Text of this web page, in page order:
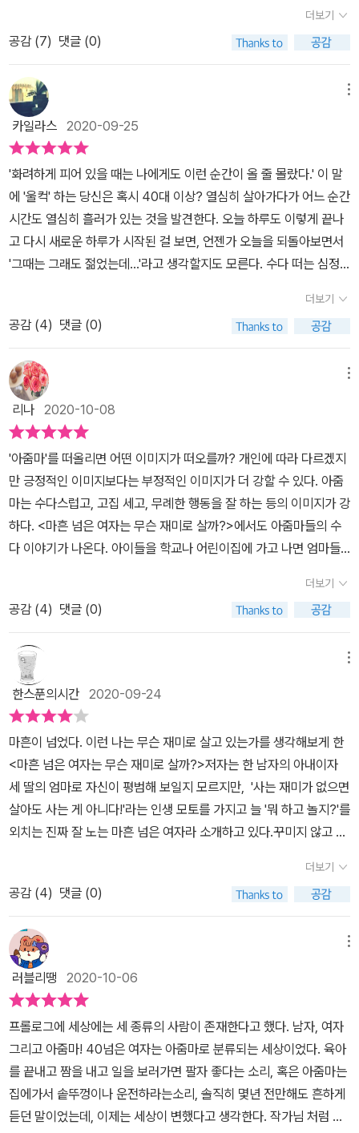
때 그냥 주는 것이 아니라 이처럼 상대를 사랑으로 보듬으라고, 그 사
랑을 실천할 수 있는 기회를 주는거란다. 또한 자신의 의지가 아니었
것이 아니라 내 삶의 주인으로서 '책임'을 지기위해 우리는 꿈을 꾸고
또 꿈을 이루기 위해 노력해야 하는 것이다. 작가에게는 그 꿈이 글이
었단다. 그래서 글을 쓰지 않았을 때 배우자에 대해 더 실망하게 되고,
돌이킬 수 없는 과거에 집착하게 되었다고 한다. 진짜 이혼하려던 큰
시련앞에서 그녀는 비로소 아이들을 지켜내기 위해 그동안 자신이 버
리지 못했고 남의 탓으로만 돌렸던 많은 것들로부터 자유로워 질 수
있었다. 종교에서 듣던 그 이야기를 어떻게 실천할 수 있는지 저자는
자신의 삶을 통해 보여준 셈이다.나를 알고 나를 이기는 것, 그것은 진
짜 자신을 강하게 계발하는 것이다. 자기계발서는 읽고, 변하고, 그리
자에게만 기대지 말고, 사랑을 구걸하지 말고 내 스스로 나부터 사랑
해주는 것이다. 이 책의 저자역시 '운동'을 강력하게 권한다. 마흔이
넘으면 아무것도 하지 않아도 채워지고 팽팽하던 시절과는 다르다.
부지런지 몸을 움직이고, 나이핑계대지 말고 앞으로 20년동안 매진
해도 우리는 예순밖에 안된다. 그때의 내 모습이 무엇이 되어있을지
상상하는 재미를 알게 해준 책, <마흔 넘은 여자는 무슨 재미로 살
까?>다.
럼 마흔을 넘긴 분이라고 한다. 나이의 앞자리 숫자가 달라질 때마다
느끼는 감정이 분명 다를 것이다. 20대 다르고 30대 다르고 40대는
또 다르니 말이다. 아무리 100세 시대여서 40대는 중년에도 못 낀
다고 해도 확실히 느끼는 바는 아마 이 말이 크게 와닿진 않을것 같다.
스스로가 더이상 젊지 않다는 생각이 들 나이. 누군가는 빠른 갱년기
를 경험할 수도 있고 또 누군가는 점차 커가는 아이들에 더이상 자신
의 자리가 없다는 것을 처음으로 느끼는 순간일지도 모른다. 여기에
아내, 딸, 그리고 며느리라는 역할까지... 참으로 버거울지도 모른다.
그런데도 인생이 즐거울 수 있다면 다소 버거운 역할들까지도 무난하
게 해낼 수 있지 않을까? 어딘가 무기력해질 수 있는 시기, 오히려 남
은 인생을 어떻게 잘 놀지를 고민하는 사람이라면 이 분 좀 예사롭지
않다 느낄것도 같다. 그리고 이런 생각을 하는 분이라면 일상에 에너
지가 있겠구나 싶은 생각도 들어 그 비결은 무엇일지 궁금해지지 않
을 수 없다. 죽음의 순간 인생을 돌이켜보면 무엇을 후회하게 될지를
과는 거리가 멀수도 있지만 문득 그런 생각의 전환과 실행으로 옮길
수 있는 행동력이 필요한 때구나 싶어지는 책이였다. 자신의 치부일
수도 있는 어린 시절의 잘못된 행동도 솔직하게 고백하지만 그속에서
도 분명 배운 것은 있었고 또 그저 자신의 이야기만을 풀어내는 것이
아니라 유명한 사람들의 일화를 함께 담아 흥미를 자아내기도 한다.
또 평소의 삶을 어떤 자세로 살아야 하고 우리가 입 밖으로 내뱉는 말
한 마디에도 얼마나 신중해야 하는지, 조심해야 하는지와 같은 조금
은 인생 담론에 대한 이야기도 들려준다. 어느 하나에 국한된 주제의
이야기라기 보다는 자신이 지금까지 살아오면서 경험한 무수한 이야
느 특별한 위인의 이야기가 아니라 어쩌면 바로 우리네 이웃 아줌마,
어쩌면 내 어머니, 어쩌면 바로 나의 이야기와도 통하는 부분이 있겠
다는 생각이 들어 이 글이 많은 사람들로부터 공감을 얻지 않았나 싶
었던 그런 책이다. - 출판사에서 도서를 제공받아 본인의 주관적인
견해에 의하여 리뷰를 작성했습니다.
더보기
공감 (7) 댓글 (0)
카일라스 2020-09-25
'화려하게 피어 있을 때는 나에게도 이런 순간이 올 줄 몰랐다.' 이 말
에 '울컥' 하는 당신은 혹시 40대 이상? 열심히 살아가다가 어느 순간
시간도 열심히 흘러가 있는 것을 발견한다. 오늘 하루도 이렇게 끝나
고 다시 새로운 하루가 시작된 걸 보면, 언젠가 오늘을 되돌아보면서
'그때는 그래도 젊었는데…'라고 생각할지도 모른다. ​수다 떠는 심정
로 살까?'라는 제목을 보며 '무슨 재미'인지 들어보고 싶은 생각이 들
어서 이 책 『마흔 넘은 여자는 무슨 재미로 살까?』를 읽어보게 되었
다. 이 책의 저자는 김영미. 한 남자의 아내이자 세 딸의 엄마다. 드라
마 보기가 취미, 수다 떨기가 특기였던 평범한 아줌마였지만 더 늦기
전에, 제대로 놀아보기 위해 원했던 꿈을 찾아 작가가 되었따. 책을 쓰
면서 알게 된 '40대 여자가 인생을 즐기는 방법'을 공유하고, 집에만
숨어서 인생을 지루하게 살고 있는 그녀들을 탈출시키고자 이 책을
썼다. (책날개 발췌)​이 책은 총 5장으로 구성된다. 프롤로그 '아줌
마'를 시작으로, 1장 '수다', 2장 '사랑', 3장 '먹고 놀기', 4장 '공부', 5
장 '그리고'로 이어지며, 에필로그 '여행'으로 마무리 된다. 우리는 아
침부터 수다를 떤다, 아무도 너의 슬픔엔 관심 없대도, 푸념에서 열정
으로, 연극이 끝나고 난 후, 아무도 나에게 희생하라고 한 적 없다, 사
랑을 드라마로만 배웠어, 나도 모르게 꼰대가 되어가고 있었다, 내가
할 일은 잘 노는 거잖아, 진실은 실로 불편하다, 인생 최대의 고민은
수다 떠는 데에 함께 껴서 커피 한 잔 마시는 듯한 기분으로 이 책을
읽어나간다. 특히 맛깔스럽게 분위기를 휘어잡는 어떤 사람의 이야기
를 눈빛 반짝거리면서 듣는 듯하다. 그 집에서 일어나는 소소한 에피
소드도 들어가면서 말이다. ​저자의 딸이 그냥 일 안하고 놀고먹는 게
꿈이라며 아빠가 건물 하나 물려주면 월세나 받으며 산다고 했다는
데, 그 말이 황당하고 충격적이었다고 한다. 어쩜, 꿈이라는 건 그리
대단한 게 아닐 수도 있다. 그저 자기가 좋아하고 관심 가는 걸 해 보
는 것, 그러다 자신의 능력이나 장점을 찾고 진정 자신에게 맞는 길을
찾는 것 아닐까? 우리는 꿈을 여러 가지로 정의한다. 나조차도 꿈에
우리 아이가 아무것도 안 하고 놀고 싶다고 한 건가! 엄마의 너무 큰
기대에 반항이라도 하듯이 말이다. (121쪽)나이든다는 것은 당연스
레 꼰대가 되어가는 것일까. '요즘 애들'을 이해 못하면서 말이다. 어
쨌든 그런 이야기까지도 속속들이 들어보는 시간을 갖는다. ​간장게장
에 대한 이야기도 인상적이다. 나도 안 그래도 간장게장을 못 먹었는
데, 그래도 그렇게 맛있다는 이야기에 도전해볼까 하다가, 안도현의
「스며드는 것」을 읽은 후 아예 그 생각을 접었다. 저자도 안도현의 시
에 충격을 받고 좋아하던 간장 게장을 단번에 끊어 버렸다고 한다. 그
감성 완전 인정. 어쩌면 그 시를 읽고 많은 이들이 간장 게장을 못 먹
지 않을까 싶다. 작고 연약한 알들에게 '불 끄고 자자'라고 말하는 어
미 꽃게의 마음으로 말이다. ​​ 「스며드는 것」 안도현​'꽃게가 간장 속에
반쯤 몸을 담그고 엎드려 있다.등판에 간장이 울컥 쏟아질 때꽃게는
더보기
공감 (4) 댓글 (0)
리나 2020-10-08
'아줌마'를 떠올리면 어떤 이미지가 떠오를까? 개인에 따라 다르겠지
만 긍정적인 이미지보다는 부정적인 이미지가 더 강할 수 있다. 아줌
마는 수다스럽고, 고집 세고, 무례한 행동을 잘 하는 등의 이미지가 강
하다. <마흔 넘은 여자는 무슨 재미로 살까?>에서도 아줌마들의 수
다 이야기가 나온다. 아이들을 학교나 어린이집에 가고 나면 엄마들
이다. 가족들이 모두 자신이 할 일로 돌아가면 비로소 자유로워지고
누군가와 함께 공감가는 이야기를 공유하게 된다. 하루의 일과와 같
은 시간이고 스트레스 해소의 시간이다. 누구나 인생에 무료함을 느
낄 때가 있다. 그 무료함을 수다로 푼다. 여성의 사회 진출과 전문직이
증가했지만 여성이 결혼하고 출산을 하게 되면 경력 단절을 겪게 된
다. 이 경력 단절에서 예외가 되는 여성은 사실상 많지 않다는 것이 현
실이다. 엄마들도 안정된 직장과 편안한 가정을 이루고 싶어한
다. 중년의 여성들이 드라마를 많이 본다고 한다. 드라마에서 보여
주는 환상을 보고 있는 것이다. 이 환상은 주로 남녀의 사랑을 주제로
하는데 마흔이 넘고 결혼 생활 15년차에 저자는 큰 고비를 맞는다. 누
구보다 드라마 같은 사랑을 하고 남편과 결혼했다. 신데렐라나 백설
공주가 멋진 왕자를 만나 결혼하고 행복하게 살며 끝나는 동화처럼
아이들도 낳고 행복한 결말이 될 것 같았지만 남편은 바람을 피웠
다. 남편의 외도를 알고 이혼을 결심하고 재산이나 아이도 필요없이
이혼을 포기하고 딸이 추천하는 책을 읽으며 자신을 변화시킨다. 그
래서 자신의 이야기를 적은 책을 쓰게 되는데 책 속에 자신의 삶을 닮
기 위해 독서도 많이 했다. 책을 쓰기 위해 책을 읽었지만 오히려 그
속에서 얻은 교훈과 감동은 자신의 생각과 습관, 행동을 바로 잡게 된
다. 그리고 떨어졌던 자존감까지 회복되면서 새로운 자신을 만들게
된 것이다. 자기계발을 제대로 한 것이다. 우선 자신의 마음을 변화시
키고 행동을 변화시키고, 새로운 자신을 만들기 위한 자양분과 같은
독서를 통해 더욱 새로운 자신이 되는 것이다.
더보기
공감 (4) 댓글 (0)
한스푼의시간 2020-09-24
마흔이 넘었다. 이런 나는 무슨 재미로 살고 있는가를 생각해보게 한
<마흔 넘은 여자는 무슨 재미로 살까?>저자는 한 남자의 아내이자
세 딸의 엄마로 자신이 평범해 보일지 모르지만, '사는 재미가 없으면
살아도 사는 게 아니다!'라는 인생 모토를 가지고 늘 '뭐 하고 놀지?'를
외치는 진짜 잘 노는 마흔 넘은 여자라 소개하고 있다.꾸미지 않고 관
학교를 가도 꾸미든 안 꾸미든 아이들의 입 속에서 터져 나오는 '아줌
마' 아줌마들은 오전 시간, 잠시나마 수다를 떨고 고민을 풀어놓으며
서로 같은 처지임을 공감하고 위로를 받는다. 묵었던 감정을 털어내
고 치유까지 받는다. 떠나갈 듯 박장대소 한 번으로 스트레스를 날린
다. 꿈도 이름도 잊고 웃는다. (14p)카페에서 삼삼오오 모여 커피를
마시며 수다를 떨며 즐거워하는 엄마들의 모습을 봤을 것이다. 건설
적이거나 삶에 도움이 되는 이야기를 하지 않고 시간때우기를 위해
앉아 있다는 시선으로 바라보는 이들도 있지만 분명 엄마들 사이에서
는 이런 시간이 필요하다. 합리화하기 위함이 아니라 자신의 꿈도 이
름도 잊은 채 아내, 엄마, 며느리, 딸 등의 여러 명찰들과 삶의 무게를
짊어진 채 살아가는 그녀들에게 그 시간만큼은 누구도 방해해서는 아
니 방해받고 싶지 않은 시간이기 때문이다.<마흔 넘은 여자는 무슨
더보기
공감 (4) 댓글 (0)
러블리땡 2020-10-06
프롤로그에 세상에는 세 종류의 사람이 존재한다고 했다. 남자, 여자
그리고 아줌마! 40넘은 여자는 아줌마로 분류되는 세상이었다. 육아
를 끝내고 짬을 내고 일을 보러가면 팔자 좋다는 소리, 혹은 아줌마는
집에가서 솥뚜껑이나 운전하라는소리, 솔직히 몇년 전만해도 흔하게
듣던 말이었는데, 이제는 세상이 변했다고 생각한다. 작가님 처럼 많